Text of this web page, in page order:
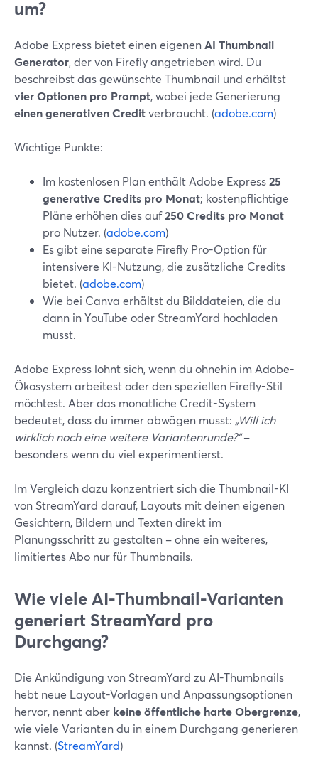
um?
Adobe Express bietet einen eigenenAI Thumbnail
Generator, der von Firefly angetrieben wird. Du
beschreibst das gewünschte Thumbnail und erhältst
vier Optionen pro Prompt, wobei jede Generierung
einen generativen Creditverbraucht. (adobe.com)
Wichtige Punkte:
Im kostenlosen Plan enthält Adobe Express25
generative Credits pro Monat; kostenpflichtige
Pläne erhöhen dies auf250 Credits pro Monat
pro Nutzer. (adobe.com)
Es gibt eine separate Firefly Pro-Option für
intensivere KI-Nutzung, die zusätzliche Credits
bietet. (adobe.com)
Wie bei Canva erhältst du Bilddateien, die du
dann in YouTube oder StreamYard hochladen
musst.
Adobe Express lohnt sich, wenn du ohnehin im Adobe-
Ökosystem arbeitest oder den speziellen Firefly-Stil
möchtest. Aber das monatliche Credit-System
bedeutet, dass du immer abwägen musst: „Will ich
wirklich noch eine weitere Variantenrunde?“–
besonders wenn du viel experimentierst.
Im Vergleich dazu konzentriert sich die Thumbnail-KI
von StreamYard darauf, Layouts mit deinen eigenen
Gesichtern, Bildern und Texten direkt im
Planungsschritt zu gestalten – ohne ein weiteres,
limitiertes Abo nur für Thumbnails.
Wie viele AI-Thumbnail-Varianten
generiert StreamYard pro
Durchgang?
Die Ankündigung von StreamYard zu AI-Thumbnails
hebt neue Layout-Vorlagen und Anpassungsoptionen
hervor, nennt aber keine öffentliche harte Obergrenze,
wie viele Varianten du in einem Durchgang generieren
kannst. (StreamYard)